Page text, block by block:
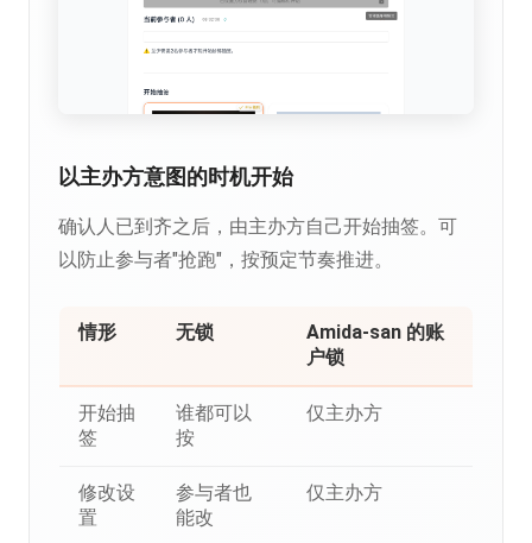
以主办方意图的时机开始
确认人已到齐之后，由主办方自己开始抽签。可
以防止参与者"抢跑"，按预定节奏推进。
情形 无锁
Amida-san 的账
户锁
开始抽
签
谁都可以
按
仅主办方
修改设
置
参与者也
能改
仅主办方